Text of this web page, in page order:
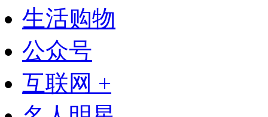
生活购物
公众号
互联网 +